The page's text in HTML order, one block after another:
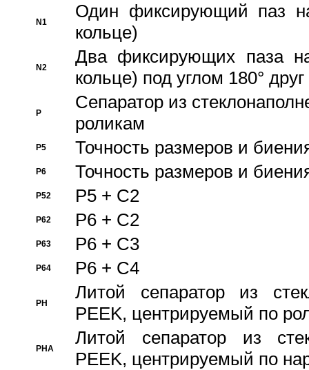
N1
Один фиксирующий паз
кольце)
N2
Два фиксирующих паза
кольце) под углом 180° друг
P
Cепаратор из
роликам
P5 Точность размеров и
P6 Точность размеров и
P52 P5 + C2
P62 P6 + C2
P63 P6 + C3
P64 P6 + C4
PH
Литой сепаратор из
PEEK, центрируемый по
PHA
Литой сепаратор из
PEEK, центрируемый по